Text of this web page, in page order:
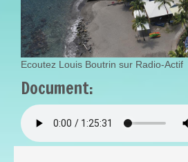
Ecoutez Louis Boutrin sur Radio-Actif
Document: